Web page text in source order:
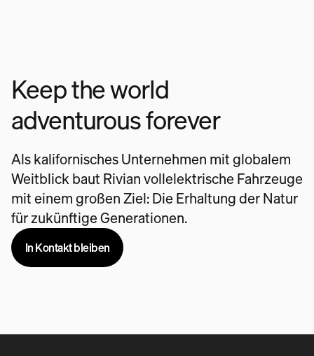
Keep the world
adventurous forever
Als kalifornisches Unternehmen mit globalem
Weitblick baut Rivian vollelektrische Fahrzeuge
mit einem großen Ziel: Die Erhaltung der Natur
für zukünftige Generationen.
In Kontakt bleiben